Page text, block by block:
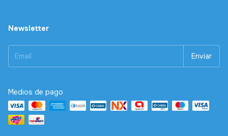
Newsletter
Medios de pago